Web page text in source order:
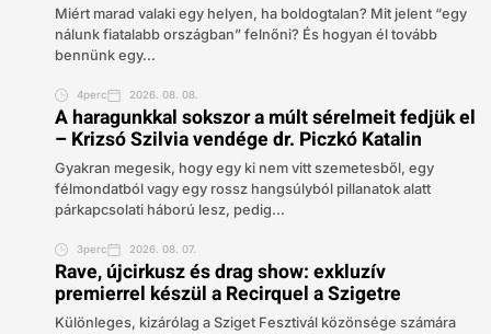
Miért marad valaki egy helyen, ha boldogtalan? Mit jelent “egy
nálunk fiatalabb országban” felnőni? És hogyan él tovább
bennünk egy...
4perc 2026. 08. 08.
A haragunkkal sokszor a múlt sérelmeit fedjük el
– Krizsó Szilvia vendége dr. Piczkó Katalin
Gyakran megesik, hogy egy ki nem vitt szemetesből, egy
félmondatból vagy egy rossz hangsúlyból pillanatok alatt
párkapcsolati háború lesz, pedig...
3perc 2026. 08. 07.
Rave, újcirkusz és drag show: exkluzív
premierrel készül a Recirquel a Szigetre
Különleges, kizárólag a Sziget Fesztivál közönsége számára